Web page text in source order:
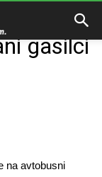
gasilci
na avtobusni